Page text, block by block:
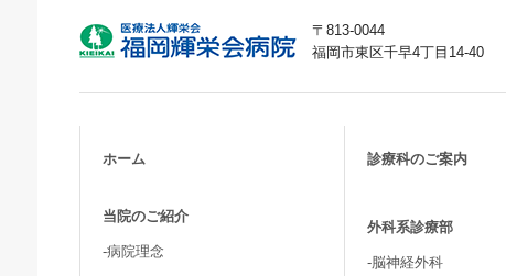
〒813-0044
福岡市東区千早4丁目14-40
ホーム
当院のご紹介
-病院理念
診療科のご案内
外科系診療部
-脳神経外科